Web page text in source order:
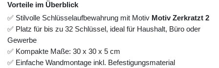
Vorteile im Überblick
✅ Stilvolle Schlüsselaufbewahrung mit Motiv Motiv Zerkratzt 2
✅ Platz für bis zu 32 Schlüssel, ideal für Haushalt, Büro oder
Gewerbe
✅ Kompakte Maße: 30 x 30 x 5 cm
✅ Einfache Wandmontage inkl. Befestigungsmaterial